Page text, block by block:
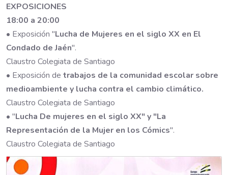
EXPOSICIONES
18:00 a 20:00
• Exposición "Lucha de Mujeres en el siglo XX en El
Condado de Jaén".
Claustro Colegiata de Santiago
• Exposición de trabajos de la comunidad escolar sobre
medioambiente y lucha contra el cambio climático.
Claustro Colegiata de Santiago
• "Lucha De mujeres en el siglo XX" y "La
Representación de la Mujer en los Cómics".
Claustro Colegiata de Santiago